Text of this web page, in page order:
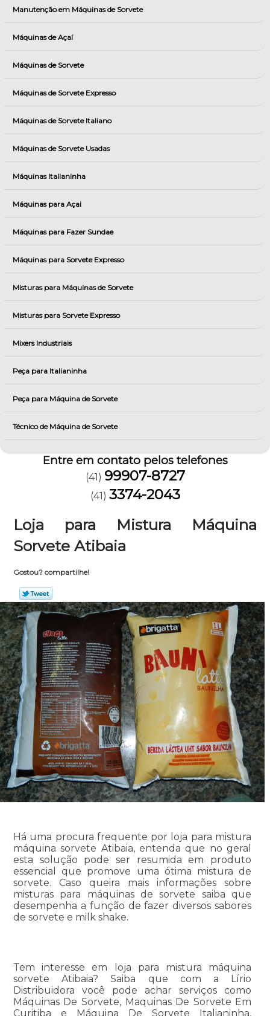
Manutenção em Máquinas de Sorvete
Máquinas de Açaí
Máquinas de Sorvete
Máquinas de Sorvete Expresso
Máquinas de Sorvete Italiano
Máquinas de Sorvete Usadas
Máquinas Italianinha
Máquinas para Açai
Máquinas para Fazer Sundae
Máquinas para Sorvete Expresso
Misturas para Máquinas de Sorvete
Misturas para Sorvete Expresso
Mixers Industriais
Peça para Italianinha
Peça para Máquina de Sorvete
Técnico de Máquina de Sorvete
Entre em contato pelos telefones
(41) 99907-8727
(41) 3374-2043
Loja para Mistura Máquina
Sorvete Atibaia
Gostou? compartilhe!
Há uma procura frequente por loja para mistura
máquina sorvete Atibaia, entenda que no geral
esta solução pode ser resumida em produto
essencial que promove uma ótima mistura de
sorvete. Caso queira mais informações sobre
misturas para máquinas de sorvete saiba que
desempenha a função de fazer diversos sabores
de sorvete e milk shake.
Tem interesse em loja para mistura máquina
sorvete Atibaia? Saiba que com a Lírio
Distribuidora você pode achar serviços como
Máquinas De Sorvete, Maquinas De Sorvete Em
Curitiba e Máquina De Sorvete Italianinha,